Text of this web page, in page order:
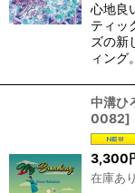
心地良
ティッ
ズの新
ィン
中溝ひ
0082]
3,300
在庫あり